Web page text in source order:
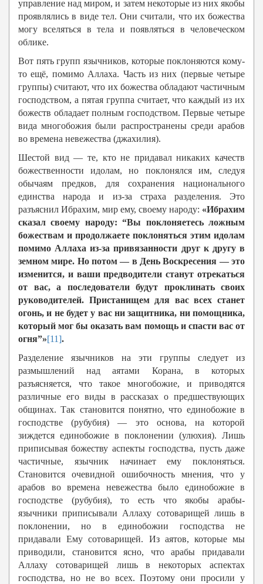
управление над миром, и затем некоторые из них якобы
проявлялись в виде тел. Они считали, что их божества
могу вселяться в тела и появляться в человеческом
облике.
Вот пять групп язычников, которые поклоняются кому-
то ещё, помимо Аллаха. Часть из них (первые четыре
группы) считают, что их божества обладают частичным
господством, а пятая группа считает, что каждый из их
божеств обладает полным господством. Первые четыре
вида многобожия были распространены среди арабов
во времена невежества (джахилия).
Шестой вид — те, кто не придавал никаких качеств
божественности идолам, но поклонялся им, следуя
обычаям предков, для сохранения национального
единства народа и из-за страха разделения. Это
разъяснил Ибрахим, мир ему, своему народу: «Ибрахим
сказал своему народу: “Вы поклоняетесь ложным
божествам и продолжаете поклоняться этим идолам
помимо Аллаха из-за привязанности друг к другу в
земном мире. Но потом — в День Воскресения — это
изменится, и ваши предводители станут отрекаться
от вас, а последователи будут проклинать своих
руководителей. Пристанищем для вас всех станет
огонь, и не будет у вас ни защитника, ни помощника,
который мог бы оказать вам помощь и спасти вас от
огня”»[11].
Разделение язычников на эти группы следует из
размышлений над аятами Корана, в которых
разъясняется, что такое многобожие, и приводятся
различные его виды в рассказах о предшествующих
общинах. Так становится понятно, что единобожие в
господстве (рубубия) — это основа, на которой
зиждется единобожие в поклонении (улюхия). Лишь
приписывая божеству аспекты господства, пусть даже
частичные, язычник начинает ему поклоняться.
Становится очевидной ошибочность мнения, что у
арабов во времена невежества было единобожие в
господстве (рубубия), то есть что якобы арабы-
язычники приписывали Аллаху сотоварищей лишь в
поклонении, но в единобожии господства не
придавали Ему сотоварищей. Из аятов, которые мы
приводили, становится ясно, что арабы придавали
Аллаху сотоварищей лишь в некоторых аспектах
господства, но не во всех. Поэтому они просили у